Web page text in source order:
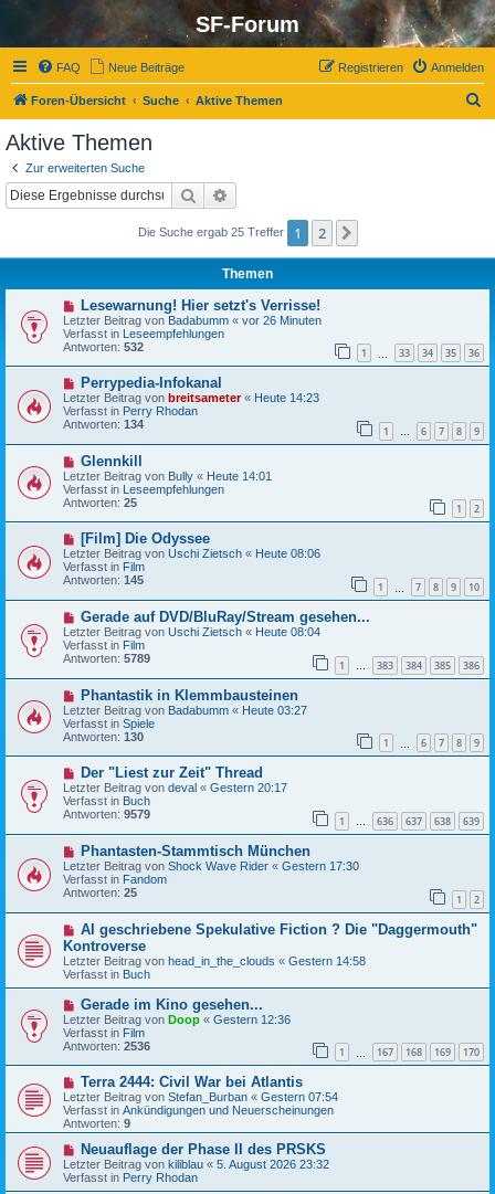
SF-Forum
FAQ Neue Beiträge Anmelden
Registrieren
Foren-Übersicht Suche Aktive Themen
Aktive Themen
Zur erweiterten Suche
Suche
Die Suche ergab 25 Treffer 1 2
Themen
N
e
u
e
r
B
i
t
r
g
Lesewarnung! Hier setzt's Verrisse!
Letzter Beitrag von Badabumm « vor 26 Minuten
Verfasst in Leseempfehlungen
Antworten: 532 1 33 34 35 36
N
e
u
e
r
B
e
i
t
r
g
Perrypedia-Infokanal
Letzter Beitrag von breitsameter« Heute 14:23
Verfasst in Perry Rhodan
Antworten: 134 1 … 6 7 8 9
N
e
u
e
r
B
i
t
r
g
Glennkill
Letzter Beitrag von Bully « Heute 14:01
Verfasst in Leseempfehlungen
Antworten: 25 1 2
N
e
u
e
B
e
i
t
r
g
[Film] Die Odyssee
Letzter Beitrag von Uschi Zietsch « Heute 08:06
Verfasst in Film
Antworten: 145 1 7 8 9 10
N
e
u
e
r
B
e
i
t
r
g
Gerade auf DVD/BluRay/Stream gesehen...
Letzter Beitrag von Uschi Zietsch « Heute 08:04
Verfasst in Film
Antworten: 5789 1 … 383 384 385 386
N
e
u
e
r
B
i
t
r
g
Phantastik in Klemmbausteinen
Letzter Beitrag von Badabumm « Heute 03:27
Verfasst in Spiele
Antworten: 130 1 6 7 8 9
N
e
u
e
B
i
t
r
g
Der "Liest zur Zeit" Thread
Letzter Beitrag von deval « Gestern 20:17
Verfasst in Buch
Antworten: 9579 1 … 636 637 638 639
N
e
u
e
r
B
e
i
t
r
a
g
Phantasten-Stammtisch München
Letzter Beitrag von Shock Wave Rider « Gestern 17:30
Verfasst in Fandom
Antworten: 25 1 2
N
u
e
r
B
e
i
t
r
AI geschriebene Spekulative Fiction ? Die "Daggermouth"
Kontroverse
Letzter Beitrag von head_in_the_clouds « Gestern 14:58
Verfasst in Buch
N
e
u
e
r
B
e
i
t
r
a
g
Gerade im Kino gesehen...
Letzter Beitrag von Doop « Gestern 12:36
Verfasst in Film
Antworten: 2536 1 167 168 169 170
N
e
u
e
r
B
e
i
t
Terra 2444: Civil War bei Atlantis
Letzter Beitrag von Stefan_Burban « Gestern 07:54
Verfasst in Ankündigungen und Neuerscheinungen
Antworten: 9
N
e
u
Neuauflage der Phase II des PRSKS
Letzter Beitrag von kiliblau « 5. August 2026 23:32
Verfasst in Perry Rhodan